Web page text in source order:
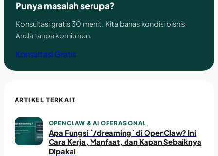
Punya masalah serupa?
Konsultasi gratis 30 menit. Kita bahas kondisi bisnis
Anda tanpa komitmen.
Konsultasi Gratis
ARTIKEL TERKAIT
OPENCLAW & AI OPERASIONAL
Apa Fungsi `/dreaming` di OpenClaw? Ini
Cara Kerja, Manfaat, dan Kapan Sebaiknya
Dipakai